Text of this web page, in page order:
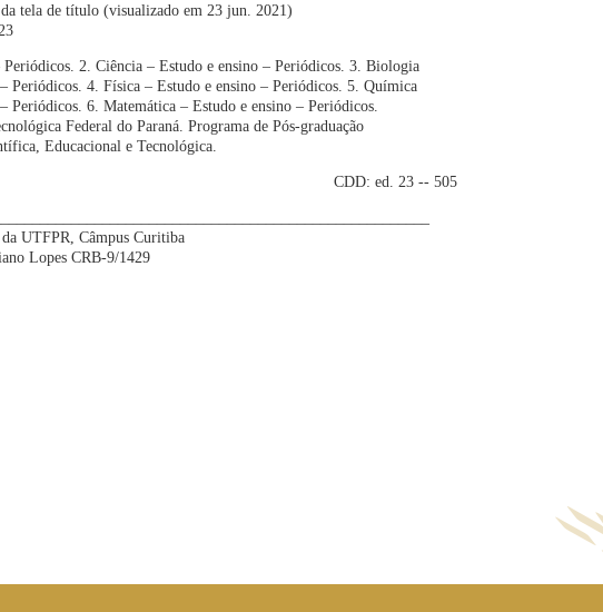
tela de título (visualizado em 23 jun. 2021)
2. Ciência – Estudo e ensino – Periódicos. 3. Biologia
Periódicos. 4. Física – Estudo e ensino – Periódicos. 5. Química
Periódicos. 6. Matemática – Estudo e ensino – Periódicos.
Federal do Paraná. Programa de Pós-graduação
Educacional e Tecnológica.
ed. 23 -- 505
UTFPR, Câmpus Curitiba
Lopes CRB-9/1429